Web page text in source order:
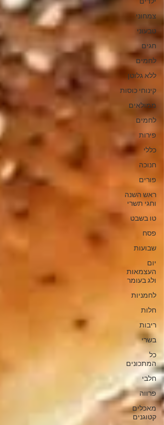
צמחוני
טבעוני
חגים
לחמים
ללא גלוטן
קינוחי כוסות
ממולאים
לחמים
פירות
כללי
חנוכה
פורים
ראש השנה
וחגי תשרי
טו בשבט
פסח
שבועות
יום
העצמאות
ולג בעומר
לחמניות
חלות
ריבות
בשרי
כל
המתכונים
חלבי
פרווה
מאכלים
קטוגנים